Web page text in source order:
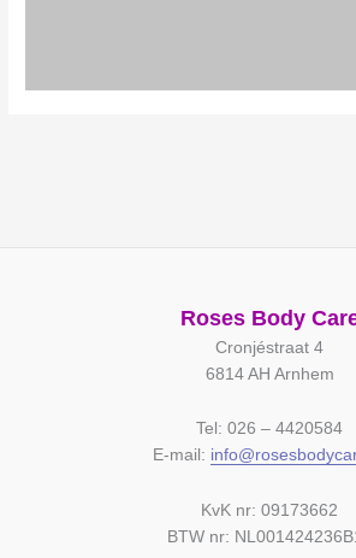
Roses Body
Cronjéstraat 4
6814 AH Arnhem
Tel: 026 – 4420584
E-mail:
KvK nr: 09173662
BTW nr: